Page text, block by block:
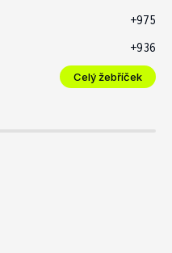
+975
+936
Celý žebříček